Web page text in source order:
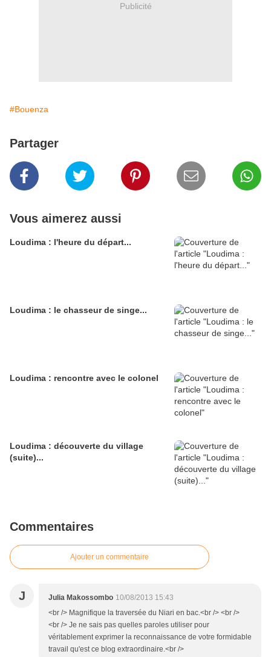
Publicité
#Bouenza
Partager
Vous aimerez aussi
Loudima : l'heure du départ...
Loudima : le chasseur de singe...
Loudima : rencontre avec le colonel
Loudima : découverte du village
(suite)...
Commentaires
Ajouter un commentaire
J Julia Makossombo 10/08/2013 15:43
<br /> Magnifique la traversée du Niari en bac.<br /> <br />
<br /> Je ne sais pas quelles paroles utiliser pour
véritablement exprimer la reconnaissance de votre formidable
travail qu'est ce blog extraordinaire.<br />